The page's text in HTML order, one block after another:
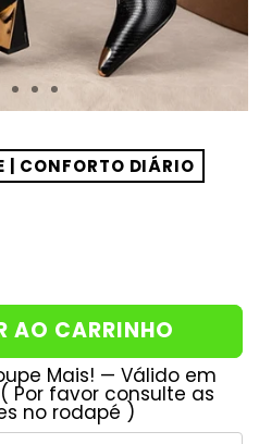
| CONFORTO DIÁRIO
AO CARRINHO
Mais! — Válido em
Por favor consulte as
no rodapé )